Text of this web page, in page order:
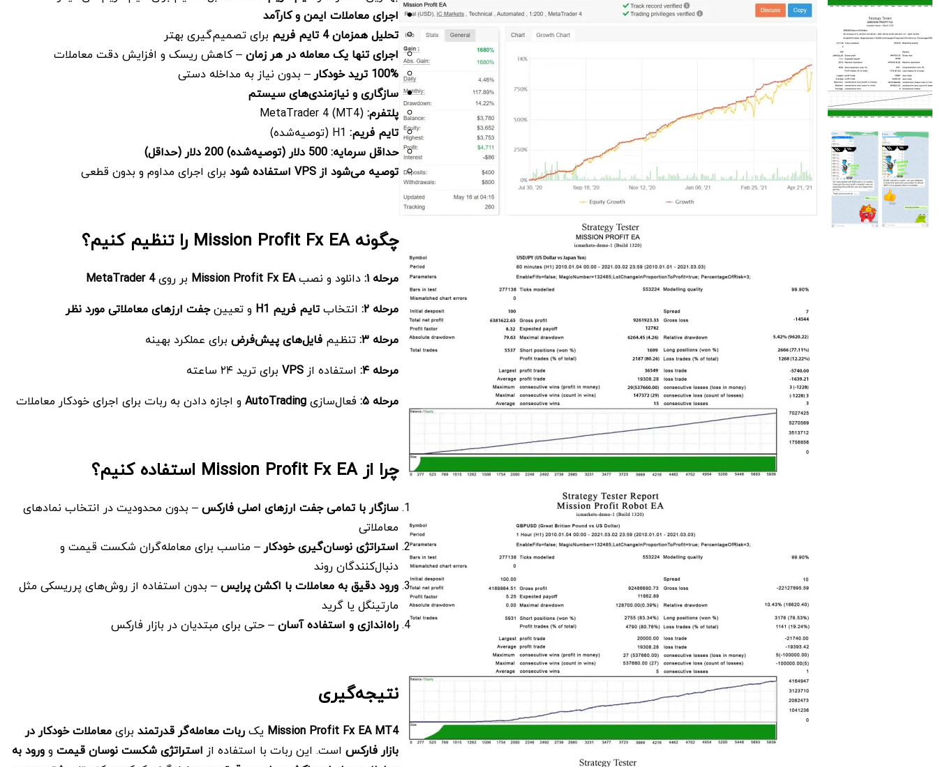
اجرای معاملات ایمن و کارآمد
تحلیل همزمان 4 تایم فریم
برای تصمیم‌گیری بهتر
اجرای تنها یک معامله در هر زمان– کاهش ریسک و افزایش دقت معاملات
100% ترید خودکار– بدون نیاز به مداخله دستی
سازگاری و نیازمندی‌های سیستم
پلتفرم:
تایم فریم:
حداقل سرمایه:500 دلار (توصیه‌شده)200دلار (حداقل)
توصیه می‌شود ازVPS استفاده شود برای اجرای مداوم و بدون قطعی
چگونه Mission Profit Fx EA را تنظیم کنیم؟
مرحله ۱:دانلود و نصبMission Profit Fx EA بر رویMetaTrader 4
مرحله ۲: انتخابتایم فریم و تعیینجفت ارزهای معاملاتی مورد نظر
مرحله ۳:تنظیم فایل‌های پیش‌فرض برای عملکرد بهینه
مرحله ۴: استفاده ازVPS برای ترید ۲۴ ساعته
مرحله ۵: فعال‌سازیAutoTrading و اجازه دادن به ربات برای اجرای خودکار معاملات
چرا از Mission Profit Fx EA استفاده کنیم؟
سازگار با تمامی جفت ارزهای اصلی فارکس– بدون محدودیت در انتخاب نمادهای
معاملاتی
استراتژی نوسان‌گیری خودکار– مناسب برای معامله‌گران شکست قیمت و
دنبال‌کنندگان روند
ورود دقیق به معاملات با اکشن پرایس– بدون استفاده از روش‌های پرریسکی مثل
مارتینگل یا گرید
راه‌اندازی و استفاده آسان– حتی برای مبتدیان در بازار فارکس
نتیجه‌گیری
Mission Profit Fx EA MT4 یکربات معامله‌گر قدرتمند برایمعاملات خودکار در
بازار فارکس است. این ربات با استفاده از استراتژی شکست نوسان قیمت وورود به